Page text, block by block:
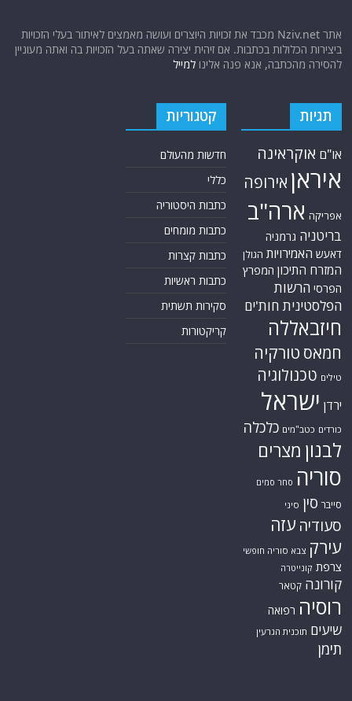
אתר Nziv.net מכבד את זכויות היוצרים ועושה מאמצים לאיתור בעלי הזכויות
ביצירות הכלולות בכתבות. אם זיהית יצירה שאתה בעל הזכויות בה ואתה מעוניין
להסירה מהכתבה, אנא פנה אלינולמייל
תגיות
או"ם אוקראינה
איראן אירופה
אפריקה ארה"ב
בריטניה גרמניה
דאעש האמירויות הגולן
המזרח התיכון המפרץ
הפרסי הרשות
הפלסטינית חות'ים
חיזבאללה
חמאס טורקיה
טילים טכנולוגיה
ירדן ישראל
כורדים כטב"מים כלכלה
לבנון מצרים
סוריה סחר סמים
סייבר סין סיני
סעודיה עזה
עירק צבא סוריה חופשי
צרפת קונייטרה
קורונה קטאר
רוסיה רפואה
שיעים תוכנית הגרעין
תימן
קטגוריות
חדשות מהעולם
כללי
כתבות היסטוריה
כתבות מומחים
כתבות קצרות
כתבות ראשיות
סקירות תשתית
קריקטורות